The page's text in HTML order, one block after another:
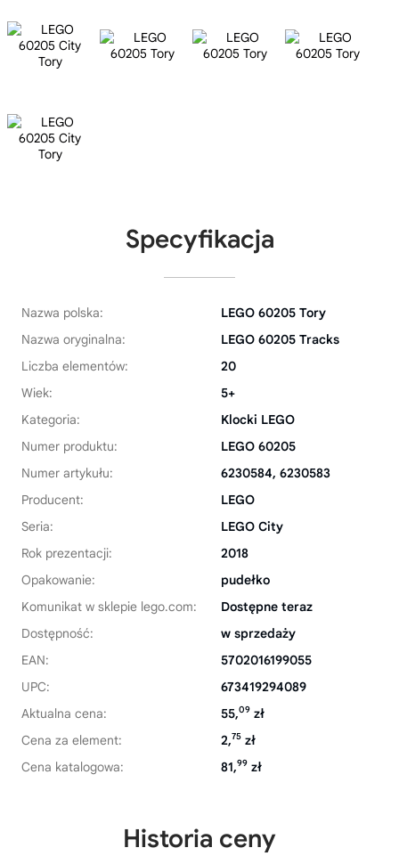
Specyfikacja
Nazwa polska:
LEGO 60205 Tory
Nazwa oryginalna:
LEGO 60205 Tracks
Liczba elementów:
20
Wiek:
5+
Kategoria:
Klocki LEGO
Numer produktu:
LEGO 60205
Numer artykułu:
6230584, 6230583
Producent:
LEGO
Seria:
LEGO City
Rok prezentacji:
2018
Opakowanie:
pudełko
Komunikat w sklepie lego.com:
Dostępne teraz
Dostępność:
w sprzedaży
EAN:
5702016199055
UPC:
673419294089
Aktualna cena:
55,09 zł
Cena za element:
2,75 zł
Cena katalogowa:
81,99 zł
Historia ceny